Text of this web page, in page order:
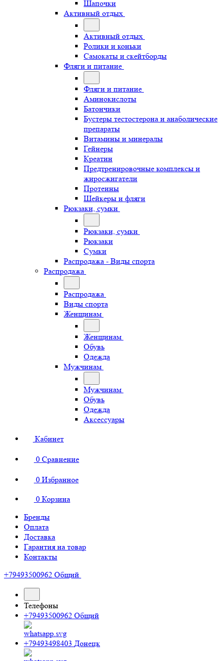
Шапочки
Активный отдых
Активный отдых
Ролики и коньки
Самокаты и скейтборды
Фляги и питание
Фляги и питание
Аминокислоты
Батончики
Бустеры тестостерона и анаболические
препараты
Витамины и минералы
Гейнеры
Креатин
Предтренировочные комплексы и
жиросжигатели
Протеины
Шейкеры и фляги
Рюкзаки, сумки
Рюкзаки, сумки
Рюкзаки
Сумки
Распродажа - Виды спорта
Распродажа
Распродажа
Виды спорта
Женщинам
Женщинам
Обувь
Одежда
Мужчинам
Мужчинам
Обувь
Одежда
Аксессуары
Кабинет
0 Сравнение
0 Избранное
0 Корзина
Бренды
Оплата
Доставка
Гарантия на товар
Контакты
+79493500962 Общий
Телефоны
+79493500962 Общий
+79493498403 Донецк